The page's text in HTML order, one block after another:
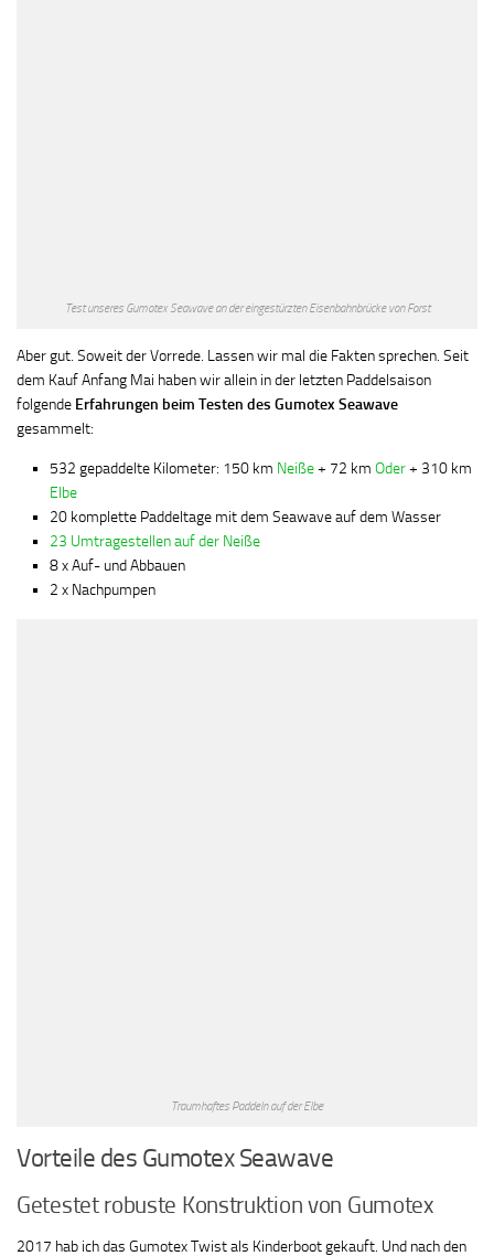
Test unseres Gumotex Seawave an der eingestürzten Eisenbahnbrücke von Forst
Aber gut. Soweit der Vorrede. Lassen wir mal die Fakten sprechen. Seit
dem Kauf Anfang Mai haben wir allein in der letzten Paddelsaison
folgende Erfahrungen beim Testen des Gumotex Seawave
gesammelt:
532 gepaddelte Kilometer: 150 km Neiße+ 72 km Oder+ 310 km
Elbe
20 komplette Paddeltage mit dem Seawave auf dem Wasser
23 Umtragestellen auf der Neiße
8 x Auf- und Abbauen
2 x Nachpumpen
Traumhaftes Paddeln auf der Elbe
Vorteile des Gumotex Seawave
Getestet robuste Konstruktion von Gumotex
2017 hab ich das Gumotex Twist als Kinderboot gekauft. Und nach den